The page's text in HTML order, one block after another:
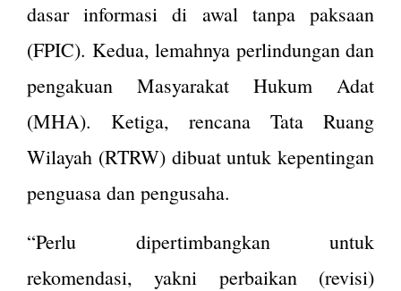
dasar informasi di awal tanpa paksaan
(FPIC). Kedua, lemahnya perlindungan dan
pengakuan Masyarakat Hukum Adat
(MHA). Ketiga, rencana Tata Ruang
Wilayah (RTRW) dibuat untuk kepentingan
penguasa dan pengusaha.
“Perlu dipertimbangkan untuk
rekomendasi, yakni perbaikan (revisi)